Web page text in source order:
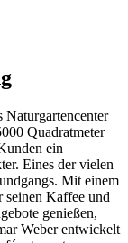
Naturgartencenter
Quadratmeter
ein
Eines der vielen
Mit einem
seinen Kaffee und
genießen,
Weber entwickelt